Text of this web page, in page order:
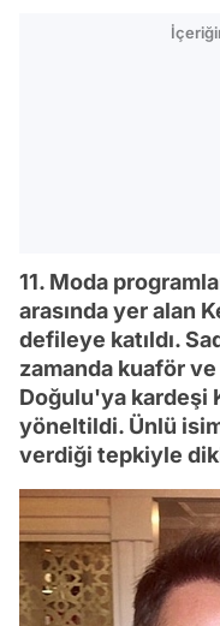
11. Moda
arasında yer alan
defileye katıldı.
zamanda kuaför ve
Doğulu'ya kardeşi
yöneltildi. Ünlü
verdiği tepkiyle